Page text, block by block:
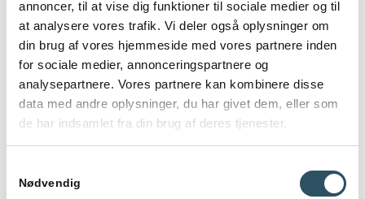
annoncer, til at vise dig funktioner til sociale medier og til
at analysere vores trafik. Vi deler også oplysninger om
din brug af vores hjemmeside med vores partnere inden
for sociale medier, annonceringspartnere og
analysepartnere. Vores partnere kan kombinere disse
data med andre oplysninger, du har givet dem, eller som
de har indsamlet fra din brug af deres tjenester.
Nødvendig
Videnskabsteori for matematiske
fag
Analyse